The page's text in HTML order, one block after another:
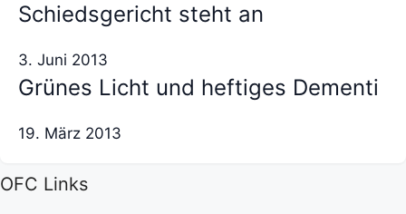
Schiedsgericht steht an
3. Juni 2013
Grünes Licht und heftiges Dementi
19. März 2013
OFC Links